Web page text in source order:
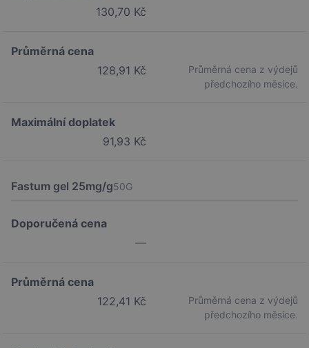
130,70 Kč
Průměrná cena
128,91 Kč
Průměrná cena z výdejů
předchozího měsíce.
Maximální doplatek
91,93 Kč
Fastum gel 25mg/g50G
Doporučená cena
—
Průměrná cena
122,41 Kč
Průměrná cena z výdejů
předchozího měsíce.